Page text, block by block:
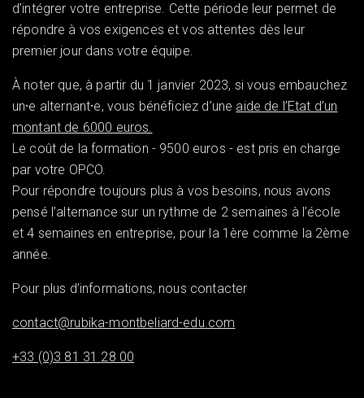
d’intégrer votre entreprise. Cette période leur permet de
répondre à vos exigences et vos attentes dès leur
premier jour dans votre équipe.
À noter que, à partir du 1 janvier 2023, si vous embauchez
un⸱e alternant⸱e, vous bénéficiez d’une aide de l’Etat d’un
montant de 6000 euros.
Le coût de la formation - 9500 euros - est pris en charge
par votre OPCO.
Pour répondre toujours plus à vos besoins, nous avons
pensé l’alternance sur un rythme de 2 semaines à l’école
et 4 semaines en entreprise, pour la 1ère comme la 2ème
année.
Pour plus d’informations, nous contacter
contact@rubika-montbeliard-edu.com
+33 (0)3 81 31 28 00